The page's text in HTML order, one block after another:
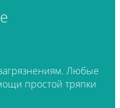
Любые
простой тряпки